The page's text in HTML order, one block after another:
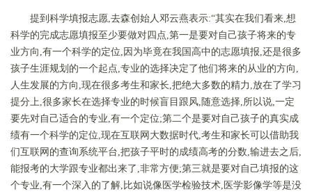
提到科学填报志愿,去森创始人邓云燕表示:“其实在我们看来,想
科学的完成志愿填报至少要做对四点,第一是要对自己孩子将来的专
业方向,有一个科学的定位,因为毕竟在我国高中的志愿填报,还是很多
孩子生涯规划的一个起点,专业的选择决定了他们将来的从业的方向,
人生发展的方向,现在很多考生和家长,把绝大多数的精力,放在了学习
提分上,很多家长在选择专业的时候盲目跟风,随意选择,所以说,一定
要先对自己适合的专业,有一个定位;第二个是要对自己孩子的真实成
绩有一个科学的定位,现在互联网大数据时代,考生和家长可以借助我
们互联网的查询系统平台,把孩子平时的成绩高考的分数,输进去之后,
能报考的大学跟专业都出来了,非常方便;第三就是要对自己填报的这
个专业,有一个深入的了解,比如说像医学检验技术,医学影像学等是没